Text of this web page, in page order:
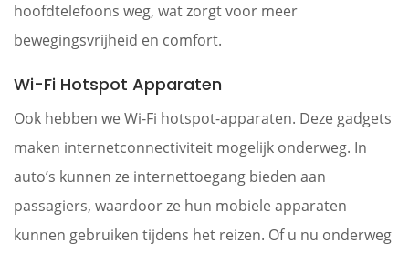
hoofdtelefoons weg, wat zorgt voor meer
bewegingsvrijheid en comfort.
Wi-Fi Hotspot Apparaten
Ook hebben we Wi-Fi hotspot-apparaten. Deze gadgets
maken internetconnectiviteit mogelijk onderweg. In
auto’s kunnen ze internettoegang bieden aan
passagiers, waardoor ze hun mobiele apparaten
kunnen gebruiken tijdens het reizen. Of u nu onderweg